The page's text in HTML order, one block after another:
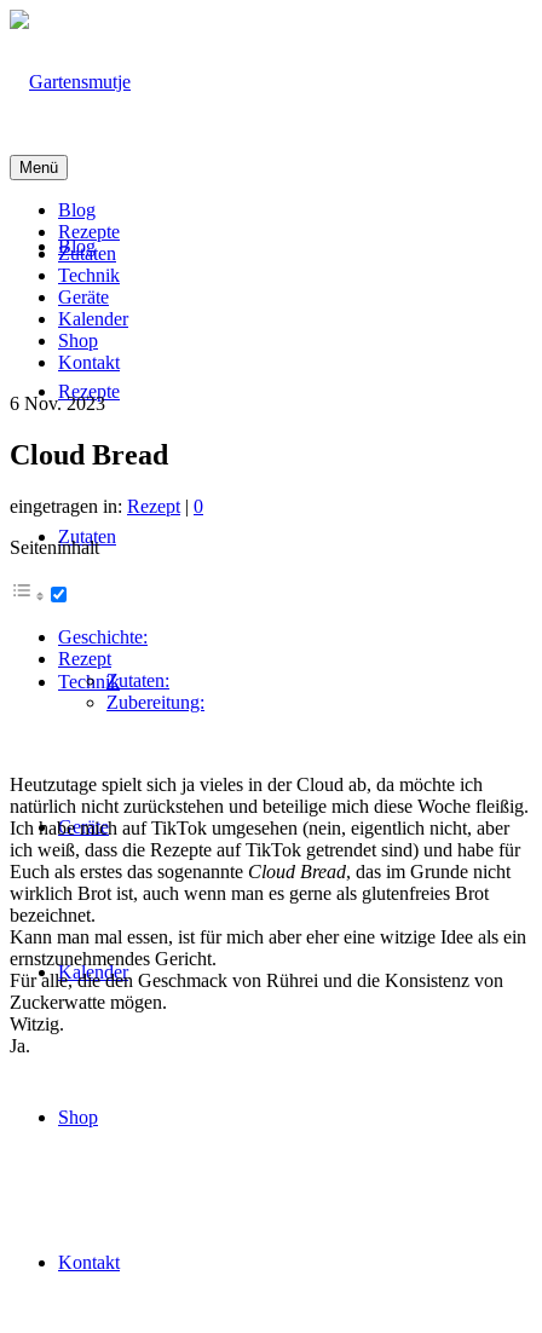
Blog
Rezepte
Zutaten
Technik
Geräte
Kalender
Shop
Kontakt
Menü
Blog
Rezepte
Zutaten
Technik
Geräte
Kalender
Shop
Kontakt
6 Nov. 2023
Cloud Bread
eingetragen in: Rezept | 0
Seiteninhalt
Geschichte:
Rezept
Zutaten:
Zubereitung:
Heutzutage spielt sich ja vieles in der Cloud ab, da möchte ich
natürlich nicht zurückstehen und beteilige mich diese Woche fleißig.
Ich habe mich auf TikTok umgesehen (nein, eigentlich nicht, aber
ich weiß, dass die Rezepte auf TikTok getrendet sind) und habe für
Euch als erstes das sogenannte Cloud Bread, das im Grunde nicht
wirklich Brot ist, auch wenn man es gerne als glutenfreies Brot
bezeichnet.
Kann man mal essen, ist für mich aber eher eine witzige Idee als ein
ernstzunehmendes Gericht.
Für alle, die den Geschmack von Rührei und die Konsistenz von
Zuckerwatte mögen.
Witzig.
Ja.